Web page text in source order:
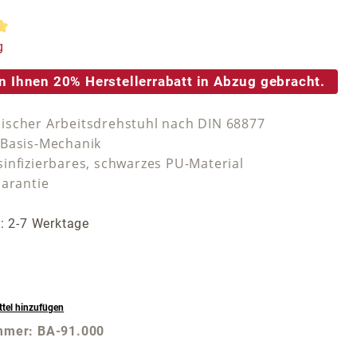
Bewertung von 5 von 5 Sternen
Ihnen 20% Herstellerrabatt in Abzug gebracht.
Arbeitsdrehstuhl nach DIN 68877
Mechanik
schwarzes PU-Material
2-7 Werktage
hinzufügen
BA-91.000